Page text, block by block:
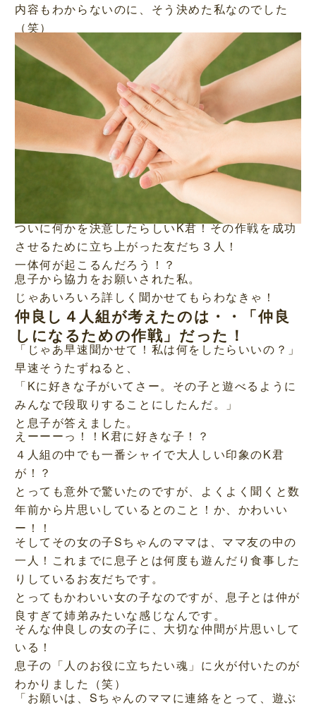
内容もわからないのに、そう決めた私なのでした
（笑）
ついに何かを決意したらしいK君！その作戦を成功
させるために立ち上がった友だち３人！
一体何が起こるんだろう！？
息子から協力をお願いされた私。
じゃあいろいろ詳しく聞かせてもらわなきゃ！
仲良し４人組が考えたのは・・「仲良
しになるための作戦」だった！
「じゃあ早速聞かせて！私は何をしたらいいの？」
早速そうたずねると、
「Kに好きな子がいてさー。その子と遊べるように
みんなで段取りすることにしたんだ。」
と息子が答えました。
えーーーっ！！K君に好きな子！？
４人組の中でも一番シャイで大人しい印象のK君
が！？
とっても意外で驚いたのですが、よくよく聞くと数
年前から片思いしているとのこと！か、かわいい
ー！！
そしてその女の子Sちゃんのママは、ママ友の中の
一人！これまでに息子とは何度も遊んだり食事した
りしているお友だちです。
とってもかわいい女の子なのですが、息子とは仲が
良すぎて姉弟みたいな感じなんです。
そんな仲良しの女の子に、大切な仲間が片思いして
いる！
息子の「人のお役に立ちたい魂」に火が付いたのが
わかりました（笑）
「お願いは、Sちゃんのママに連絡をとって、遊ぶ